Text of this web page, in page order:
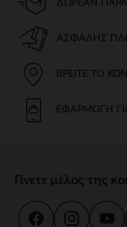
ΔΩΡΕΆΝ
ΑΣΦΑΛΉΣ
ΒΡΕΊΤΕ ΤΟ
ΕΦΑΡΜΟΓΉ
Γίνετε μέλος της